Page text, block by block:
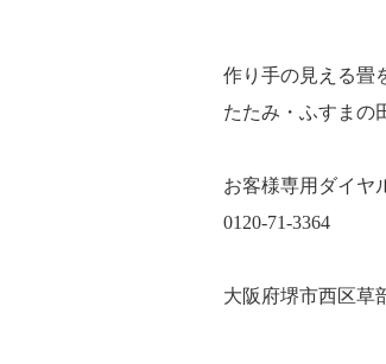
作り手の見える畳
たたみ・ふすまの
お客様専用ダイ
0120-71-3364
大阪府堺市西区草